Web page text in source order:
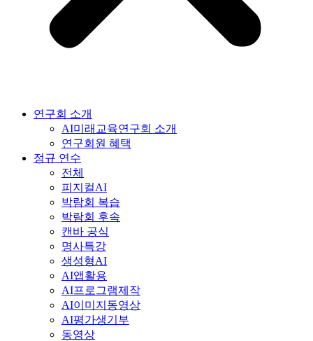
연구회 소개
AI미래교육연구회 소개
연구회원 혜택
정규 연수
전체
피지컬AI
박람회 복습
박람회 후속
캔바 공식
명사특강
생성형AI
AI앱활용
AI프로그램제작
AI이미지동영상
AI평가생기부
동영상